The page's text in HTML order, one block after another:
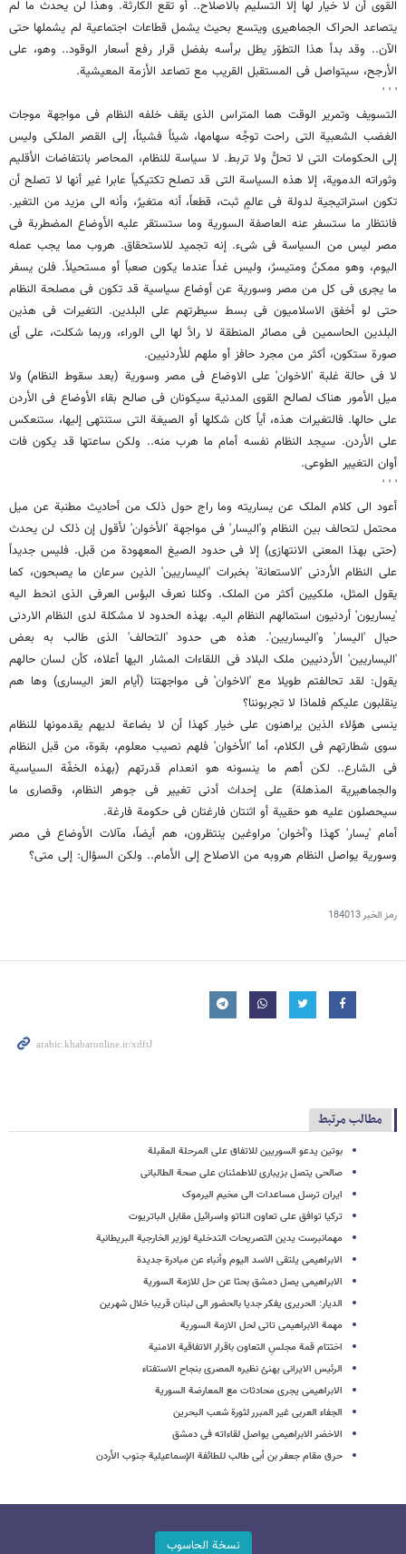
القوى أن لا خیار لها إلا التسلیم بالاصلاح.. أو تقع الکارثة. وهذا لن یحدث ما لم
یتصاعد الحراک الجماهیری ویتسع بحیث یشمل قطاعات اجتماعیة لم یشملها حتى
الآن.. وقد بدأ هذا التطوّر یطل برأسه بفضل قرار رفع أسعار الوقود.. وهو، على
الأرجح، سیتواصل فی المستقبل القریب مع تصاعد الأزمة المعیشیة.
' ' '
التسویف وتمریر الوقت هما المتراس الذی یقف خلفه النظام فی مواجهة موجات
الغضب الشعبیة التی راحت توجِّه سهامها، شیئاً فشیئاً، إلى القصر الملکی ولیس
إلى الحکومات التی لا تحلُّ ولا تربط. لا سیاسة للنظام، المحاصر بانتفاضات الأقلیم
وثوراته الدمویة، إلا هذه السیاسة التی قد تصلح تکتیکیاً عابرا غیر أنها لا تصلح أن
تکون استراتیجیة لدولة فی عالمٍ ثبت، قطعاً، أنه متغیرٌ، وأنه الى مزید من التغیر.
فانتظار ما ستسفر عنه العاصفة السوریة وما ستستقر علیه الأوضاع المضطربة فی
مصر لیس من السیاسة فی شیء. إنه تجمید للاستحقاق. هروب مما یجب عمله
الیوم، وهو ممکنٌ ومتیسرٌ، ولیس غداً عندما یکون صعباً أو مستحیلاً. فلن یسفر
ما یجری فی کل من مصر وسوریة عن أوضاع سیاسیة قد تکون فی مصلحة النظام
حتى لو أخفق الاسلامیون فی بسط سیطرتهم على البلدین. التغیرات فی هذین
البلدین الحاسمین فی مصائر المنطقة لا رادَّ لها الى الوراء، وربما شکلت، على أی
صورة ستکون، أکثر من مجرد حافز أو ملهم للأردنیین.
لا فی حالة غلبة 'الاخوان' على الاوضاع فی مصر وسوریة (بعد سقوط النظام) ولا
میل الأمور هناک لصالح القوى المدنیة سیکونان فی صالح بقاء الأوضاع فی الأردن
على حالها. فالتغیرات هذه، أیاً کان شکلها أو الصیغة التی ستنتهی إلیها، ستنعکس
على الأردن. سیجد النظام نفسه أمام ما هرب منه.. ولکن ساعتها قد یکون فات
أوان التغییر الطوعی.
' ' '
أعود الى کلام الملک عن یساریته وما راج حول ذلک من أحادیث مطنبة عن میل
محتمل لتحالف بین النظام و'الیسار' فی مواجهة 'الأخوان' لأقول إن ذلک لن یحدث
(حتى بهذا المعنى الانتهازی) إلا فی حدود الصیغ المعهودة من قبل. فلیس جدیداً
على النظام الأردنی 'الاستعانة' بخبرات 'الیساریین' الذین سرعان ما یصبحون، کما
یقول المثل، ملکیین أکثر من الملک. وکلنا نعرف البؤس العرفی الذی انحط الیه
'یساریون' أردنیون استمالهم النظام الیه. بهذه الحدود لا مشکلة لدى النظام الاردنی
حیال 'الیسار' و'الیساریین'. هذه هی حدود 'التحالف' الذی طالب به بعض
'الیساریین' الأردنیین ملک البلاد فی اللقاءات المشار الیها أعلاه، کأن لسان حالهم
یقول: لقد تحالفتم طویلا مع 'الاخوان' فی مواجهتنا (أیام العز الیساری) وها هم
ینقلبون علیکم فلماذا لا تجربوننا؟
ینسى هؤلاء الذین یراهنون على خیار کهذا أن لا بضاعة لدیهم یقدمونها للنظام
سوى شطارتهم فی الکلام، أما 'الأخوان' فلهم نصیب معلوم، بقوة، من قبل النظام
فی الشارع.. لکن أهم ما ینسونه هو انعدام قدرتهم (بهذه الخفّة السیاسیة
والجماهیریة المذهلة) على إحداث أدنى تغییر فی جوهر النظام، وقصارى ما
سیحصلون علیه هو حقیبة أو اثنتان فارغتان فی حکومة فارغة.
أمام 'یسار' کهذا و'أخوان' مراوغین ینتظرون، هم أیضاً، مآلات الأوضاع فی مصر
وسوریة یواصل النظام هروبه من الاصلاح إلى الأمام.. ولکن السؤال: إلى متى؟
رمز الخبر184013
مطالب مرتبط
بوتین یدعو السوریین للاتفاق على المرحلة المقبلة
صالحی یتصل بزیباری للاطمئنان على صحة الطالبانی
ایران ترسل مساعدات الى مخیم الیرموک
ترکیا توافق على تعاون الناتو واسرائیل مقابل الباتریوت
مهمانبرست یدین التصریحات التدخلیة لوزیر الخارجیة البریطانیة
الابراهیمی یلتقی الاسد الیوم وأنباء عن مبادرة جدیدة
الابراهیمی یصل دمشق بحثا عن حل للازمة السوریة
الدیار: الحریری یفکر جدیا بالحضور الى لبنان قریبا خلال شهرین
مهمة الابراهیمی تاتی لحل الازمة السوریة
اختتام قمة مجلسِ التعاون باقرار الاتفاقیة الامنیة
الرئیس الایرانی یهنئ نظیره المصری بنجاح الاستفتاء
الابراهیمی یجری محادثات مع المعارضة السوریة
الجفاء العربی غیر المبرر لثورة شعب البحرین
الاخضر الابراهیمی یواصل لقاءاته فی دمشق
حرق مقام جعفر بن أبی طالب للطائفة الإسماعیلیة جنوب الأردن
نسخة الحاسوب